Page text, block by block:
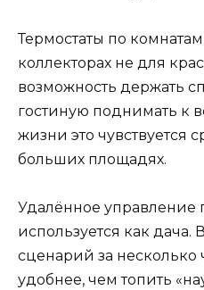
Термостаты по
коллекторах не для
возможность держать
гостиную поднимать к
жизни это чувствуется
больших площадях.
Удалённое управление
используется как дача.
сценарий за несколько
удобнее, чем топить